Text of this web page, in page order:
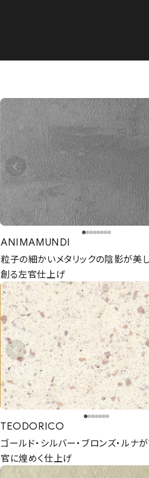
ANIMAMUNDI
粒子の細かいメタリックの陰影が美
創る左官仕上げ
TEODORICO
ゴールド・シルバー・ブロンズ・ルナ
官に煌めく仕上げ